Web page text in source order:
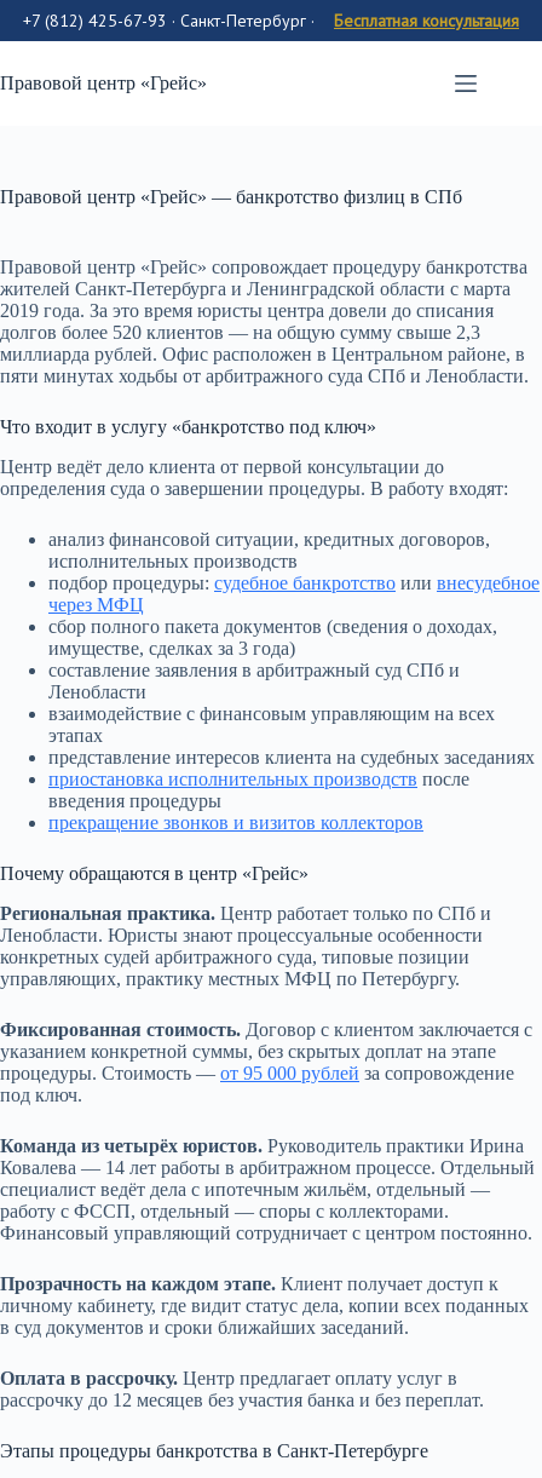
+7 (812) 425-67-93 · Санкт-Петербург · Бесплатная консультация
к
содержимому
Правовой центр «Грейс»
Правовой центр «Грейс» — банкротство физлиц в СПб
Правовой центр «Грейс» сопровождает процедуру банкротства
жителей Санкт-Петербурга и Ленинградской области с марта
2019 года. За это время юристы центра довели до списания
долгов более 520 клиентов — на общую сумму свыше 2,3
миллиарда рублей. Офис расположен в Центральном районе, в
пяти минутах ходьбы от арбитражного суда СПб и Ленобласти.
Что входит в услугу «банкротство под ключ»
Центр ведёт дело клиента от первой консультации до
определения суда о завершении процедуры. В работу входят:
анализ финансовой ситуации, кредитных договоров,
исполнительных производств
подбор процедуры: судебное банкротство или внесудебное
через МФЦ
сбор полного пакета документов (сведения о доходах,
имуществе, сделках за 3 года)
составление заявления в арбитражный суд СПб и
Ленобласти
взаимодействие с финансовым управляющим на всех
этапах
представление интересов клиента на судебных заседаниях
приостановка исполнительных производств после
введения процедуры
прекращение звонков и визитов коллекторов
Почему обращаются в центр «Грейс»
Региональная практика. Центр работает только по СПб и
Ленобласти. Юристы знают процессуальные особенности
конкретных судей арбитражного суда, типовые позиции
управляющих, практику местных МФЦ по Петербургу.
Фиксированная стоимость. Договор с клиентом заключается с
указанием конкретной суммы, без скрытых доплат на этапе
процедуры. Стоимость — от 95 000 рублей за сопровождение
под ключ.
Команда из четырёх юристов. Руководитель практики Ирина
Ковалева — 14 лет работы в арбитражном процессе. Отдельный
специалист ведёт дела с ипотечным жильём, отдельный —
работу с ФССП, отдельный — споры с коллекторами.
Финансовый управляющий сотрудничает с центром постоянно.
Прозрачность на каждом этапе. Клиент получает доступ к
личному кабинету, где видит статус дела, копии всех поданных
в суд документов и сроки ближайших заседаний.
Оплата в рассрочку. Центр предлагает оплату услуг в
рассрочку до 12 месяцев без участия банка и без переплат.
Этапы процедуры банкротства в Санкт-Петербурге